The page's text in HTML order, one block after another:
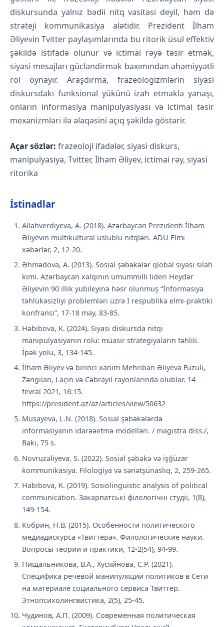
diskursunda yalnız bədii nitq vasitəsi deyil, həm də
strateji kommunikasiya alətidir. Prezident İlham
Əliyevin Tvitter paylaşımlarında bu ritorik üsul effektiv
şəkildə istifadə olunur və ictimai rəyə təsir etmək,
siyasi mesajları gücləndirmək baxımından əhəmiyyətli
rol oynayır. Araşdırma, frazeologizmlərin siyasi
diskursdakı funksional yükünü izah etməklə yanaşı,
onların informasiya manipulyasiyası və ictimai təsir
mexanizmləri ilə əlaqəsini açıq şəkildə göstərir.
Açar sözlər: frazeoloji ifadələr, siyasi diskurs,
manipulyasiya, Tvitter, İlham Əliyev, ictimai rəy, siyasi
ritorika
İstinadlar
Allahverdiyeva, A. (2018). Azərbaycan Prezidenti İlham
Əliyevin multikultural üslublu nitqləri. ADU Elmi
xəbərlər, 2, 12-20.
Əhmədova, A. (2013). Sosial şəbəkələr qlobal siyasi silah
kimi. Azərbaycan xalqının ümummilli lideri Heydər
Əliyevin 90 illik yubileyinə həsr olunmuş “İnformasiya
təhlükəsizliyi problemləri üzrə I respublika elmi-praktiki
konfransı”, 17-18 may, 83-85.
Həbibova, K. (2024). Siyasi diskursda nitqi
manipulyasiyanın rolu: müasir strategiyaların təhlili.
İpək yolu, 3, 134-145.
İlham Əliyev və birinci xanım Mehriban Əliyeva Füzuli,
Zəngilan, Laçın və Cəbrayıl rayonlarında olublar. 14
fevral 2021, 16:15.
https://president.az/az/articles/view/50632
Musayeva, L.N. (2018). Sosial şəbəkələrdə
informasiyanın idarəəetmə modelləri. / magistra diss./,
Bakı, 75 s.
Novruzəliyeva, S. (2022). Sosial şəbəkə və işğüzar
kommunikasiya. Filologiya və sənətşünaslıq, 2, 259-265.
Habibova, K. (2019). Sosiolinguistic analysis of political
communication. Закарпатські філологічні студії, 1(8),
149-154.
Кобрин, Н.В. (2015). Особенности политического
медиадискурса «Твиттера». Филологические науки.
Вопросы теории и практики, 12-2(54), 94-99.
Пищальникова, В.А., Хусяйнова, С.Р. (2021).
Специфика речевой манипуляции политиков в Сети
на материале социального сервиса Твиттер.
Этнопсихолингвистика, 2(5), 25-45.
Чудинов, А.П. (2009). Современная политическая